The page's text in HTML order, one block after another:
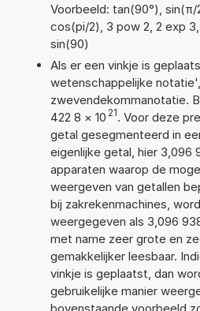
Voorbeeld: tan(90°), sin(π/
cos(pi/2), 3 pow 2, 2 exp
sin(90)
Als er een vinkje is
wetenschappelijke
zwevendekommanotatie.
422 8 × 10 21. Voor deze
getal gesegmenteerd in
eigenlijke getal, hier 3,096
apparaten waarop de
weergeven van getallen
bij zakrekenmachines,
weergegeven als 3,096
met name zeer grote en
gemakkelijker leesbaar.
vinkje is geplaatst, dan
gebruikelijke manier
bovenstaande voorbeeld